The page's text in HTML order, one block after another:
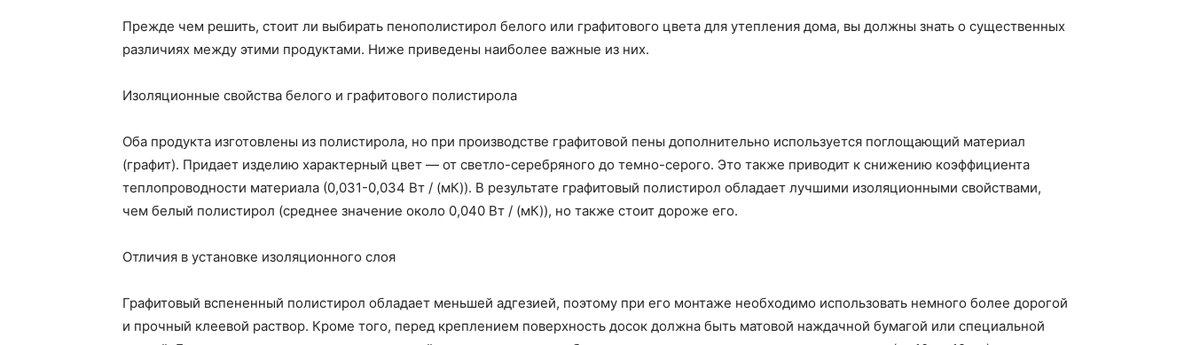
Прежде чем решить, стоит ли выбирать пенополистирол белого или графитового цвета для утепления дома, вы должны знать о существенных
различиях между этими продуктами. Ниже приведены наиболее важные из них.
Изоляционные свойства белого и графитового полистирола
Оба продукта изготовлены из полистирола, но при производстве графитовой пены дополнительно используется поглощающий материал
(графит). Придает изделию характерный цвет — от светло-серебряного до темно-серого. Это также приводит к снижению коэффициента
теплопроводности материала (0,031-0,034 Вт / (мК)). В результате графитовый полистирол обладает лучшими изоляционными свойствами,
чем белый полистирол (среднее значение около 0,040 Вт / (мК)), но также стоит дороже его.
Отличия в установке изоляционного слоя
Графитовый вспененный полистирол обладает меньшей адгезией, поэтому при его монтаже необходимо использовать немного более дорогой
и прочный клеевой раствор. Кроме того, перед креплением поверхность досок должна быть матовой наждачной бумагой или специальной